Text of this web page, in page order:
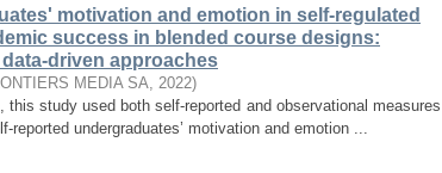
motivation and emotion in self-regulated
success in blended course designs:
driven approaches
MEDIA SA, 2022)
study used both self-reported and observational measures
undergraduates’ motivation and emotion ...